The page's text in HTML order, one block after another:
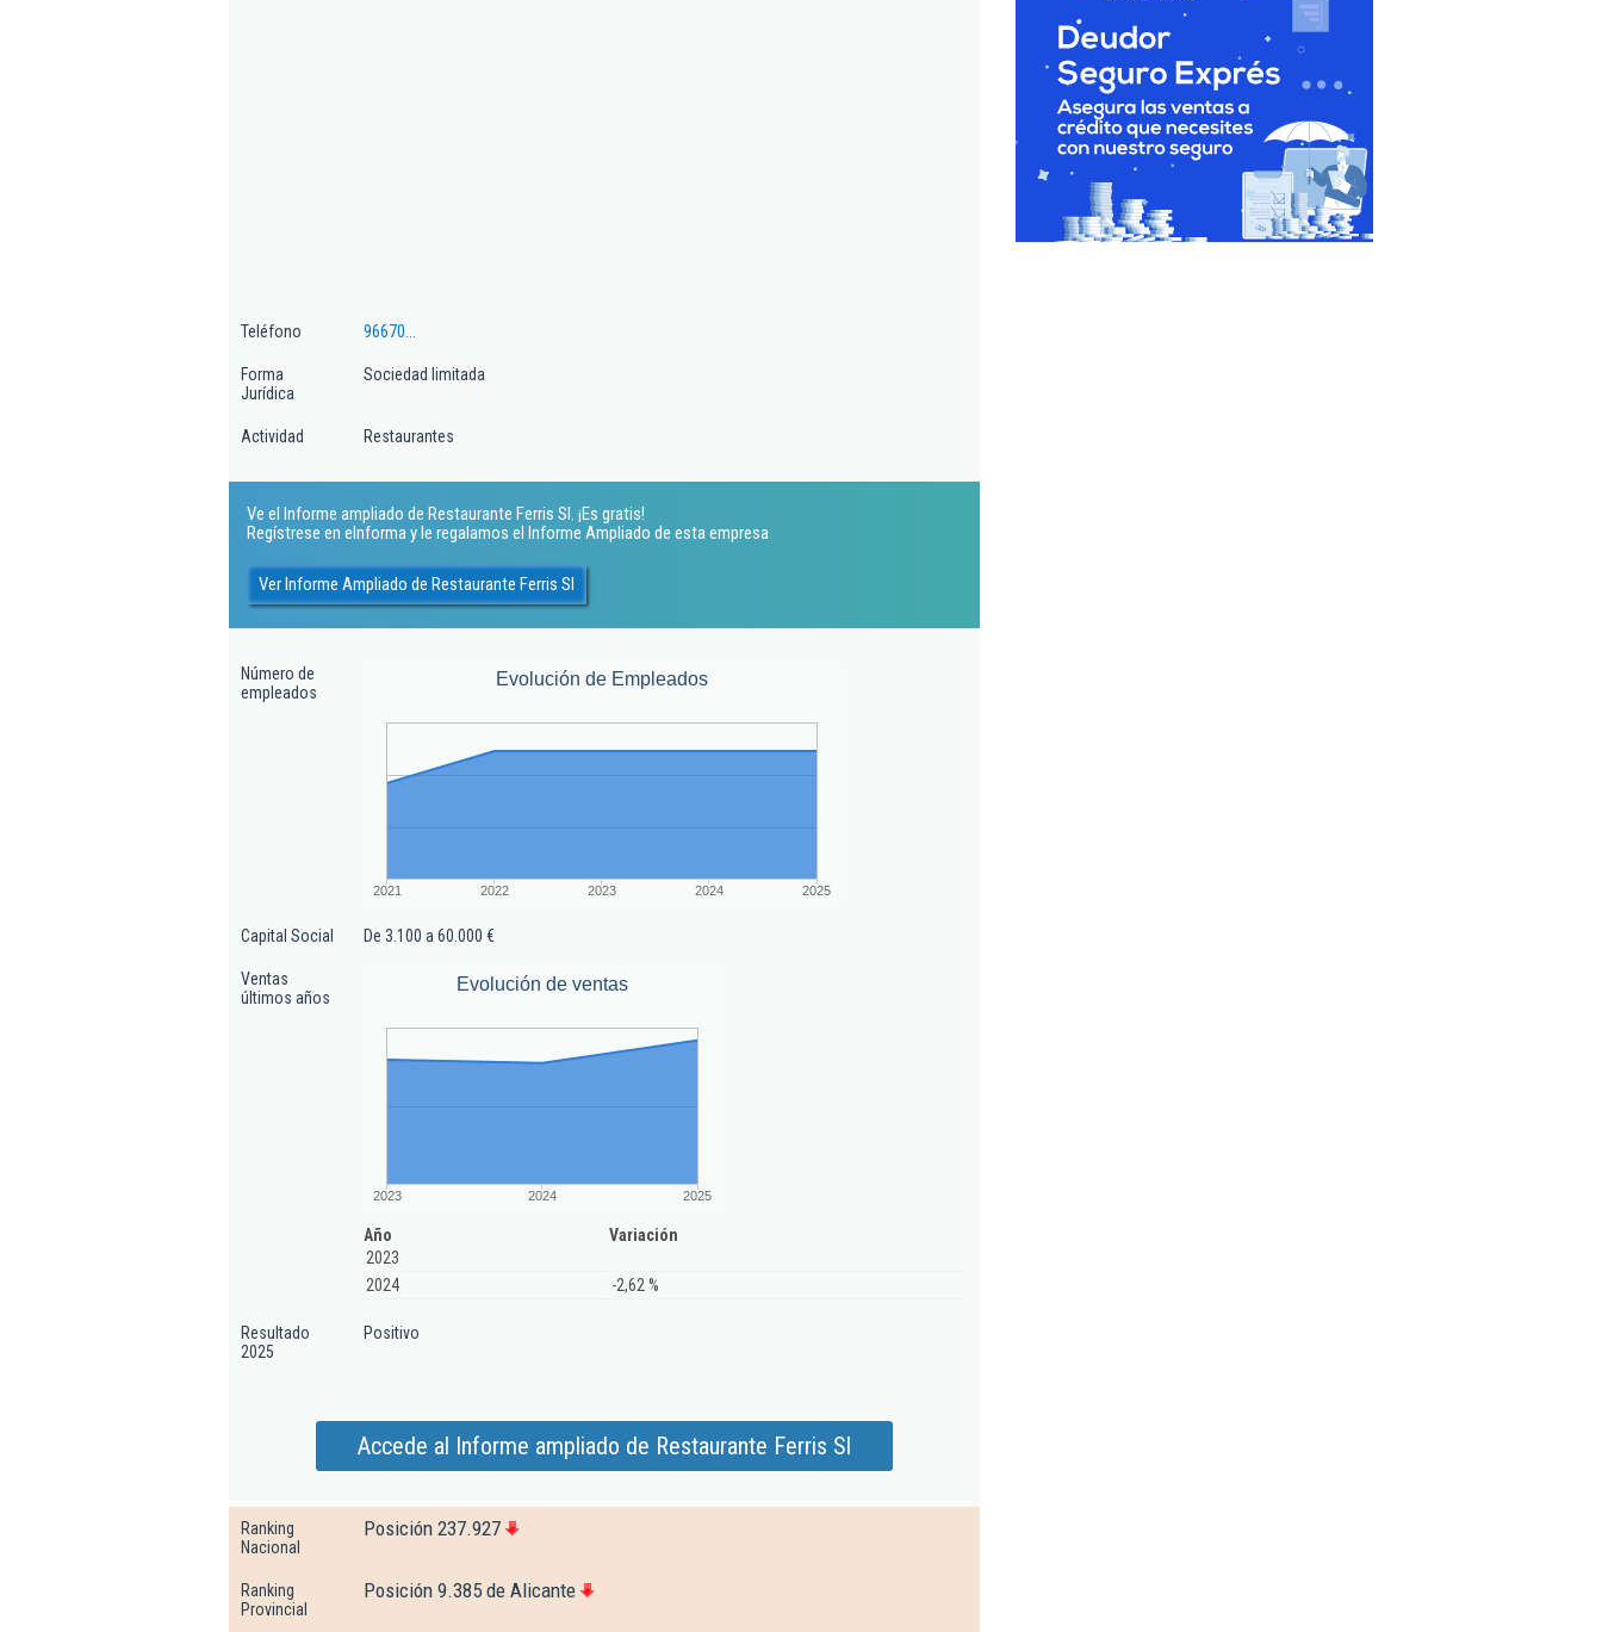
Teléfono 96670...
Forma
Jurídica
Sociedad limitada
Actividad Restaurantes
Ve el Informe ampliado de Restaurante Ferris Sl. ¡Es gratis!
Regístrese en eInforma y le regalamos el Informe Ampliado de esta empresa
Ver Informe Ampliado de Restaurante Ferris Sl
Número de
empleados
Evolución de Empleados
2021 2022 2023 2024 2025
Capital Social De 3.100 a 60.000 €
Ventas
últimos años
Evolución de ventas
2023 2024 2025
Año
Variación
2023
2024
-2,62 %
Resultado
2025
Positivo
Accede al Informe ampliado de Restaurante Ferris Sl
Ranking
Nacional
Posición 237.927
Ranking
Provincial
Posición 9.385 de Alicante